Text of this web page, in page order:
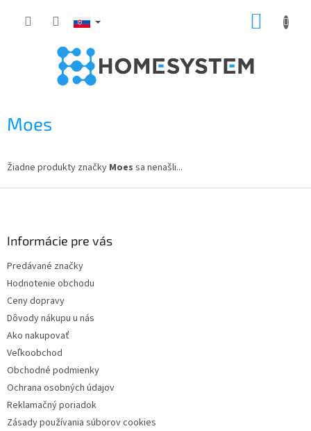
Moes
Žiadne produkty značky Moes sa nenašli...
Informácie pre vás
Predávané značky
Hodnotenie obchodu
Ceny dopravy
Dôvody nákupu u nás
Ako nakupovať
Veľkoobchod
Obchodné podmienky
Ochrana osobných údajov
Reklamačný poriadok
Zásady používania súborov cookies